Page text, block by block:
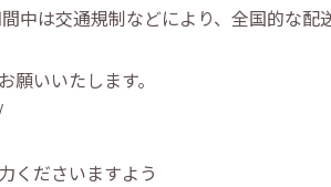
中は交通規制などにより、全国的な
いいたします。
くださいますよう